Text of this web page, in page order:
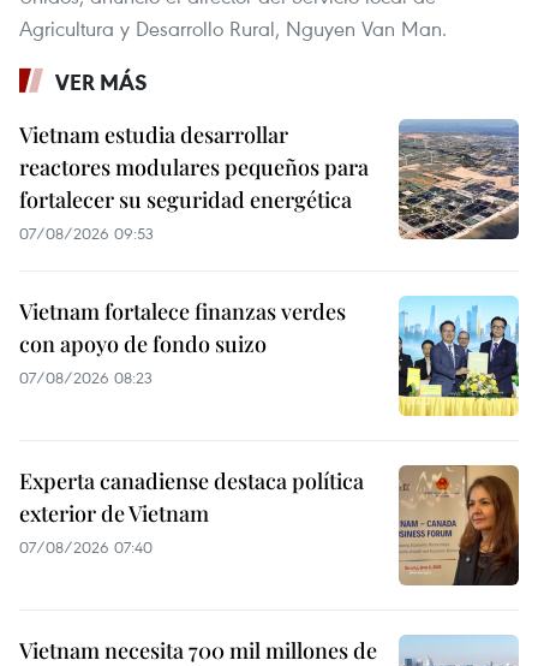
Agricultura y Desarrollo Rural, Nguyen Van Man.
VER MÁS
Vietnam estudia desarrollar
reactores modulares pequeños para
fortalecer su seguridad energética
07/08/2026 09:53
Vietnam fortalece finanzas verdes
con apoyo de fondo suizo
07/08/2026 08:23
Experta canadiense destaca política
exterior de Vietnam
07/08/2026 07:40
Vietnam necesita 700 mil millones de